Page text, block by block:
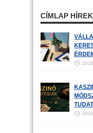
CÍMLAP HÍREK